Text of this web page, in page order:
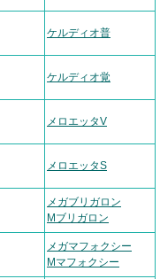
ケルディオ普
ケルディオ覚
メロエッタV
メロエッタS
メガブリガロン
Mブリガロン
メガマフォクシー
Mマフォクシー